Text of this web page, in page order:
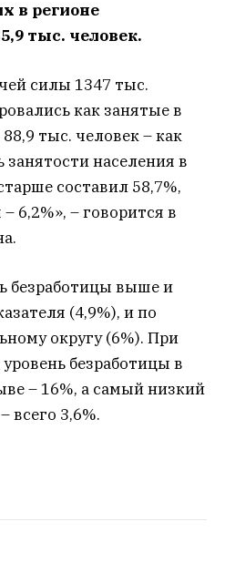
в регионе
тыс. человек.
силы 1347 тыс.
как занятые в
тыс. человек – как
занятости населения в
составил 58,7%,
6,2%», – говорится в
безработицы выше и
(4,9%), и по
округу (6%). При
безработицы в
– 16%, а самый низкий
всего 3,6%.